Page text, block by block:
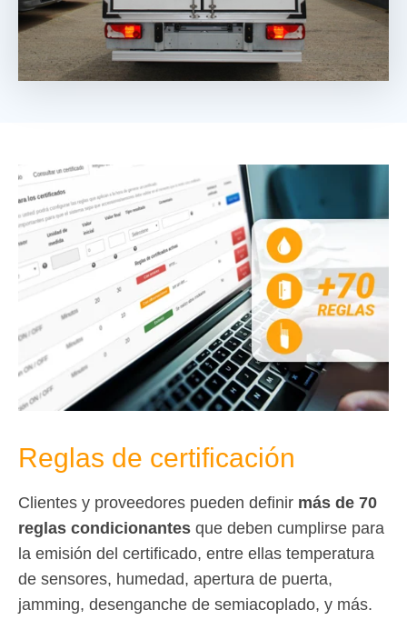
Reglas de certificación
Clientes y proveedores pueden definir más de 70
reglas condicionantes que deben cumplirse para
la emisión del certificado, entre ellas temperatura
de sensores, humedad, apertura de puerta,
jamming, desenganche de semiacoplado, y más.